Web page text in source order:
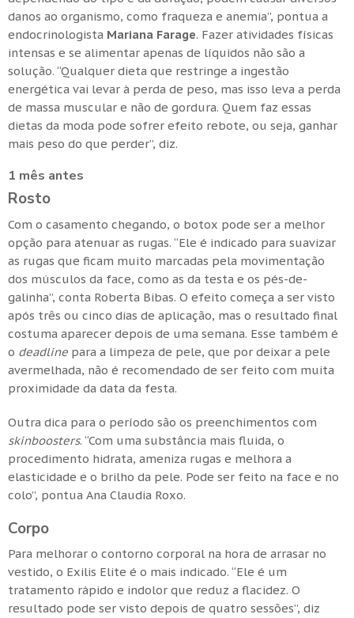
danos ao organismo, como fraqueza e anemia”, pontua a
endocrinologista Mariana Farage. Fazer atividades físicas
intensas e se alimentar apenas de líquidos não são a
solução. “Qualquer dieta que restringe a ingestão
energética vai levar à perda de peso, mas isso leva a perda
de massa muscular e não de gordura. Quem faz essas
dietas da moda pode sofrer efeito rebote, ou seja, ganhar
mais peso do que perder”, diz.
1 mês antes
Rosto
Com o casamento chegando, o botox pode ser a melhor
opção para atenuar as rugas. “Ele é indicado para suavizar
as rugas que ficam muito marcadas pela movimentação
dos músculos da face, como as da testa e os pés-de-
galinha”, conta Roberta Bibas. O efeito começa a ser visto
após três ou cinco dias de aplicação, mas o resultado final
costuma aparecer depois de uma semana. Esse também é
o deadline para a limpeza de pele, que por deixar a pele
avermelhada, não é recomendado de ser feito com muita
proximidade da data da festa.
Outra dica para o período são os preenchimentos com
skinboosters. “Com uma substância mais fluida, o
procedimento hidrata, ameniza rugas e melhora a
elasticidade e o brilho da pele. Pode ser feito na face e no
colo”, pontua Ana Claudia Roxo.
Corpo
Para melhorar o contorno corporal na hora de arrasar no
vestido, o Exilis Elite é o mais indicado. “Ele é um
tratamento rápido e indolor que reduz a flacidez. O
resultado pode ser visto depois de quatro sessões”, diz